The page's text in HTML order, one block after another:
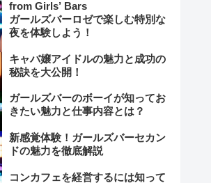
from Girls’ Bars
ガールズバーロゼで楽しむ特別な
夜を体験しよう！
キャバ嬢アイドルの魅力と成功の
秘訣を大公開！
ガールズバーのボーイが知ってお
きたい魅力と仕事内容とは？
新感覚体験！ガールズバーセカン
ドの魅力を徹底解説
コンカフェを経営するには知って